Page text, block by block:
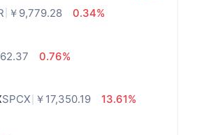
￥9,779.28
0.34%
0.76%
SPCX ￥17,350.19
13.61%